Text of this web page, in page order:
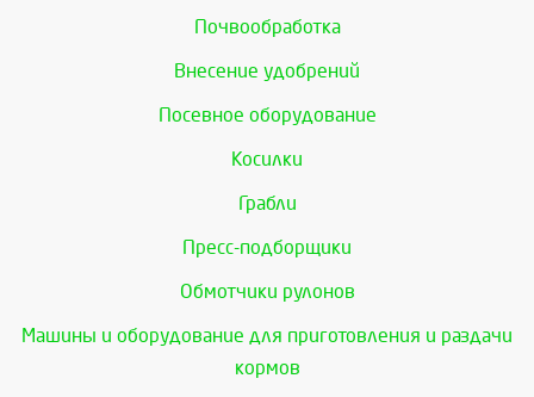
Почвообработка
Внесение удобрений
Посевное оборудование
Косилки
Грабли
Пресс-подборщики
Обмотчики рулонов
Машины и оборудование для приготовления и раздачи
кормов